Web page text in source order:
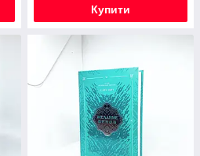
Купити